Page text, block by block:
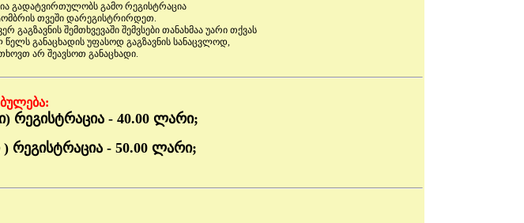
გადატვირთულობს გამო რეგისტრაცია
თვეში დარეგისტრირდეთ.
გაგზავნის შემთხვევაში შემვსები თანახმაა უარი თქვას
განაცხადის უფასოდ გაგზავნის სანაცვლოდ,
არ შეავსოთ განაცხადი.
რეგისტრაცია - 40.00 ლარი;
რეგისტრაცია - 50.00 ლარი;